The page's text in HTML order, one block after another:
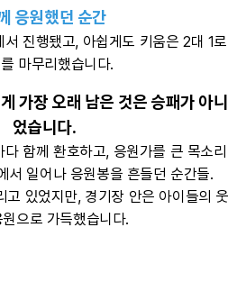
응원했던 순간
진행됐고, 아쉽게도 키움은 2대 1로
마무리했습니다.
가장 오래 남은 것은 승패가 아니
었습니다.
함께 환호하고, 응원가를 큰 목소리
서 일어나 응원봉을 흔들던 순간들.
고 있었지만, 경기장 안은 아이들의 웃
으로 가득했습니다.